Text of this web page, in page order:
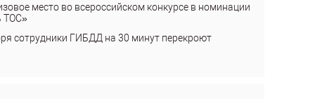
место во всероссийском конкурсе в номинации
ТОС»
сотрудники ГИБДД на 30 минут перекроют